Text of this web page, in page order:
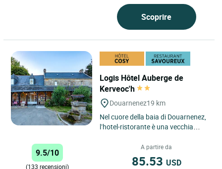
Scoprire
Logis Hôtel Auberge de
Kerveoc'h
Douarnenez19 km
Nel cuore della baia di Douarnenez,
l’hotel-ristorante è una vecchia
piccolo hotel...
9.5/10
(133 recensioni)
A partire da
85.53 USD